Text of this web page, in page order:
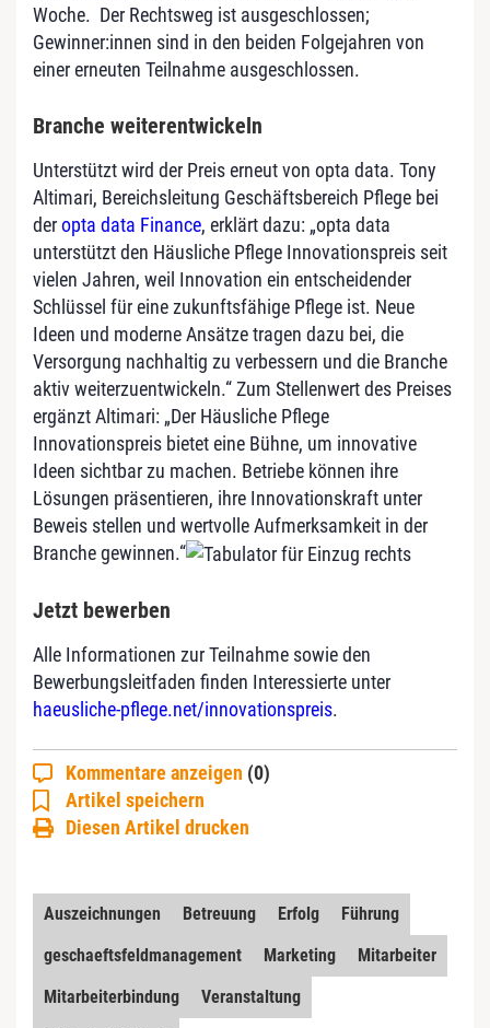
Woche. Der Rechtsweg ist ausgeschlossen;
Gewinner:innen sind in den beiden Folgejahren von
einer erneuten Teilnahme ausgeschlossen.
Branche weiterentwickeln
Unterstützt wird der Preis erneut von opta data. Tony
Altimari, Bereichsleitung Geschäftsbereich Pflege bei
deropta data Finance, erklärt dazu: „opta data
unterstützt den Häusliche Pflege Innovationspreis seit
vielen Jahren, weil Innovation ein entscheidender
Schlüssel für eine zukunftsfähige Pflege ist. Neue
Ideen und moderne Ansätze tragen dazu bei, die
Versorgung nachhaltig zu verbessern und die Branche
aktiv weiterzuentwickeln.“ Zum Stellenwert des Preises
ergänzt Altimari: „Der Häusliche Pflege
Innovationspreis bietet eine Bühne, um innovative
Ideen sichtbar zu machen. Betriebe können ihre
Lösungen präsentieren, ihre Innovationskraft unter
Beweis stellen und wertvolle Aufmerksamkeit in der
Branche gewinnen.“
Jetzt bewerben
Alle Informationen zur Teilnahme sowie den
Bewerbungsleitfaden finden Interessierte unter
haeusliche-pflege.net/innovationspreis.
Kommentare anzeigen (0)
Artikel speichern
Diesen Artikel drucken
Auszeichnungen Betreuung Erfolg
Führung
geschaeftsfeldmanagement
Marketing
Mitarbeiter
Mitarbeiterbindung
Veranstaltung